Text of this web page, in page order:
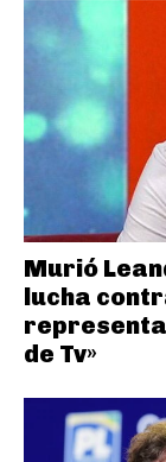
Murió
lucha
de Tv»